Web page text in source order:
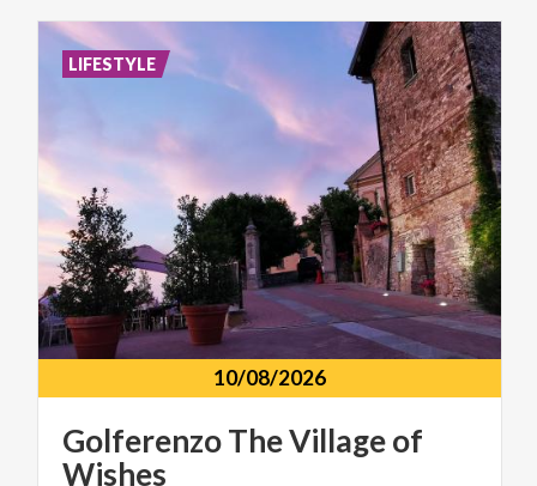
10/08/2026
GolferenzoTheVillageof
Wishes
LIFESTYLE